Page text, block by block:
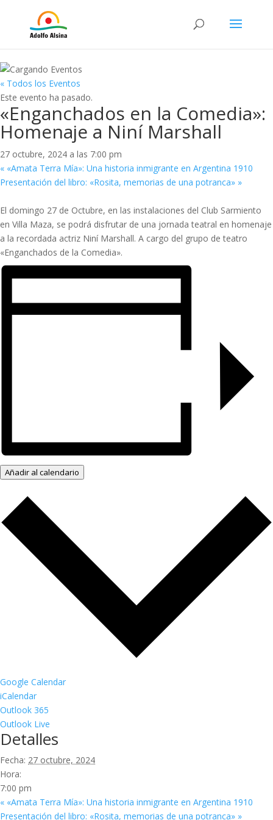
« Todos los Eventos
Este evento ha pasado.
«Enganchados en la Comedia»:
Homenaje a Niní Marshall
27 octubre, 2024 a las 7:00 pm
« «Amata Terra Mía»: Una historia inmigrante en Argentina 1910
Presentación del libro: «Rosita, memorias de una potranca» »
El domingo 27 de Octubre, en las instalaciones del Club Sarmiento
en Villa Maza, se podrá disfrutar de una jornada teatral en homenaje
a la recordada actriz Niní Marshall. A cargo del grupo de teatro
«Enganchados de la Comedia».
Añadir al calendario
Google Calendar
iCalendar
Outlook 365
Outlook Live
Detalles
Fecha: 27 octubre, 2024
Hora:
7:00 pm
« «Amata Terra Mía»: Una historia inmigrante en Argentina 1910
Presentación del libro: «Rosita, memorias de una potranca» »